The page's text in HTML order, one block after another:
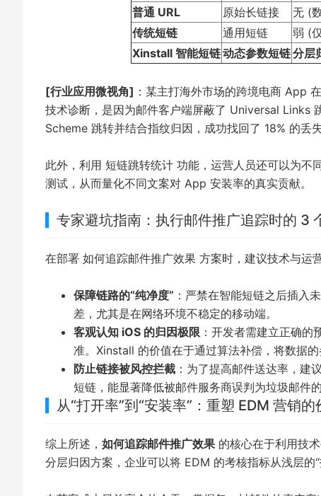
普通 URL
原始长链接 无 (
传统短链
通用短链 弱 (
Xinstall 智能短链动态参数短链分层
[行业应用微视角] ：某主打海外市场的跨境电商 App
技术诊断，是因为邮件客户端屏蔽了 Universal Links
Scheme 跳转并结合指纹归因，成功找回了 18% 的丢
此外，利用 短链跳转统计 功能，运营人员还可以为不
测试，从而量化不同文案对 App 安装率的真实贡献。
专家避坑指南：执行邮件推广追踪时的 3
在部署 如何追踪邮件推广效果 方案时，建议技术与运
保障链路的“纯净度” ：严禁在智能短链之后插入
差，尤其是在网络环境不稳定的移动端。
客观认知 iOS 的归因极限 ：开发者需建立正确
准。Xinstall 的价值在于通过算法补偿，将数据的
防止链接被风控拦截 ：为了提高邮件送达率，建
短链，能显著降低被邮件服务商误判为垃圾邮件的
从“打开率”到“安装率”：重塑 EDM 营销的
综上所述， 如何追踪邮件推广效果 的核心在于利用技
分层归因方案，企业可以将 EDM 的考核指标从浅层的“